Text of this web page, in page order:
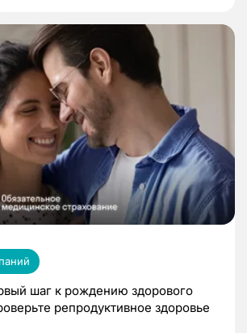
шаг к рождению здорового
репродуктивное здоровье